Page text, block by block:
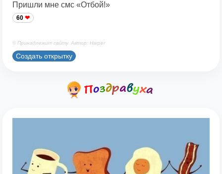
Пришли мне смс «Отбой!»
60
© Принадлежит сайту. Автор: Harper
Создать открытку